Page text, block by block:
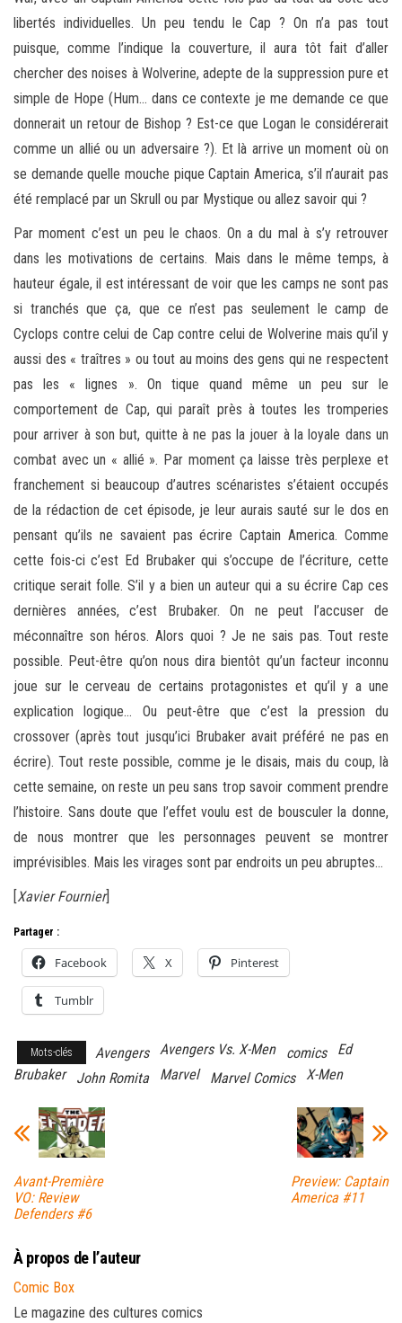
libertés individuelles. Un peu tendu le Cap ? On n’a pas tout
puisque, comme l’indique la couverture, il aura tôt fait d’aller
chercher des noises à Wolverine, adepte de la suppression pure et
simple de Hope (Hum… dans ce contexte je me demande ce que
donnerait un retour de Bishop ? Est-ce que Logan le considérerait
comme un allié ou un adversaire ?). Et là arrive un moment où on
se demande quelle mouche pique Captain America, s’il n’aurait pas
été remplacé par un Skrull ou par Mystique ou allez savoir qui ?
Par moment c’est un peu le chaos. On a du mal à s’y retrouver
dans les motivations de certains. Mais dans le même temps, à
hauteur égale, il est intéressant de voir que les camps ne sont pas
si tranchés que ça, que ce n’est pas seulement le camp de
Cyclops contre celui de Cap contre celui de Wolverine mais qu’il y
aussi des « traîtres » ou tout au moins des gens qui ne respectent
pas les « lignes ». On tique quand même un peu sur le
comportement de Cap, qui paraît près à toutes les tromperies
pour arriver à son but, quitte à ne pas la jouer à la loyale dans un
combat avec un « allié ». Par moment ça laisse très perplexe et
franchement si beaucoup d’autres scénaristes s’étaient occupés
de la rédaction de cet épisode, je leur aurais sauté sur le dos en
pensant qu’ils ne savaient pas écrire Captain America. Comme
cette fois-ci c’est Ed Brubaker qui s’occupe de l’écriture, cette
critique serait folle. S’il y a bien un auteur qui a su écrire Cap ces
dernières années, c’est Brubaker. On ne peut l’accuser de
méconnaître son héros. Alors quoi ? Je ne sais pas. Tout reste
possible. Peut-être qu’on nous dira bientôt qu’un facteur inconnu
joue sur le cerveau de certains protagonistes et qu’il y a une
explication logique… Ou peut-être que c’est la pression du
crossover (après tout jusqu’ici Brubaker avait préféré ne pas en
écrire). Tout reste possible, comme je le disais, mais du coup, là
cette semaine, on reste un peu sans trop savoir comment prendre
l’histoire. Sans doute que l’effet voulu est de bousculer la donne,
de nous montrer que les personnages peuvent se montrer
imprévisibles. Mais les virages sont par endroits un peu abruptes…
[Xavier Fournier]
Partager :
Facebook X Pinterest
Tumblr
Mots-clés Avengers Avengers Vs. X-Men comics
Ed
Brubaker
John Romita Marvel Marvel Comics X-Men
Avant-Première
VO: Review
Defenders #6
Preview: Captain
America #11
À propos de l’auteur
Comic Box
Le magazine des cultures comics